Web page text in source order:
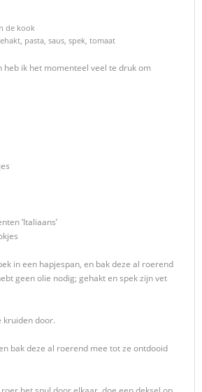
de kook
, pasta, saus, spek, tomaat
heb ik het momenteel veel te druk om
‘Italiaans’
in een hapjespan, en bak deze al roerend
geen olie nodig; gehakt en spek zijn vet
kruiden door.
bak deze al roerend mee tot ze ontdooid